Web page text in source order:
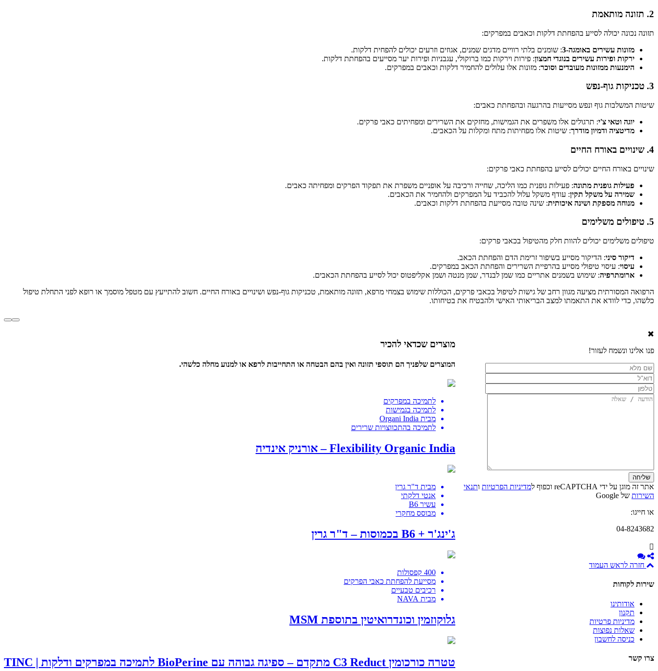
2. תזונה מותאמת
תזונה נכונה יכולה לסייע בהפחתת דלקות וכאבים במפרקים:
מזונות עשירים באומגה-3 : שומנים בלתי רוויים מדגים שמנים, אגוזים וזרעים יכולים להפחית דלקות.
ירקות ופירות עשירים בנוגדי חמצון: פירות וירקות כמו ברוקולי, עגבניות ופירות יער מסייעים בהפחתת דלקות.
הימנעות ממזונות מעובדים וסוכר: מזונות אלו עלולים להחמיר דלקות וכאבים במפרקים.
3. טכניקות גוף-נפש
שיטות המשלבות גוף ונפש מסייעות בהרגעה ובהפחתת כאבים:
יוגה וטאי צ'י: תרגולים אלו משפרים את הגמישות, מחזקים את השרירים ומפחיתים כאבי פרקים.
מדיטציה ודמיון מודרך: שיטות אלו מפחיתות מתח ומקלות על הכאבים.
4. שינויים באורח החיים
שינויים באורח החיים יכולים לסייע בהפחתת כאבי פרקים:
פעילות גופנית מתונה: פעילות גופנית כמו הליכה, שחייה ורכיבה על אופניים משפרת את תפקוד הפרקים ומפחיתה כאבים.
שמירה על משקל תקין: עודף משקל עלול להכביד על המפרקים ולהחמיר את הכאבים.
מנוחה מספקת ושינה איכותית: שינה טובה מסייעת בהפחתת דלקות וכאבים.
5. טיפולים משלימים
טיפולים משלימים יכולים להוות חלק מהטיפול בכאבי פרקים:
דיקור סיני: הדיקור מסייע בשיפור זרימת הדם והפחתת הכאב.
עיסוי: עיסוי טיפולי מסייע בהרפיית השרירים והפחתת הכאב במפרקים.
ארומתרפיה: שימוש בשמנים אתריים כמו שמן לבנדר, שמן מנטה ושמן אקליפטוס יכול לסייע בהפחתת הכאבים.
הרפואה המסורתית מציעה מגוון רחב של גישות לטיפול בכאבי פרקים, הכוללות שימוש בצמחי מרפא, תזונה מותאמת, טכניקות גוף-נפש ושינויים באורח החיים. חשוב להתייעץ עם מטפל מוסמך או רופא לפני התחלת טיפול
כלשהו, כדי לוודא את התאמתו למצב הבריאותי האישי ולהבטיח את בטיחותו.
מוצרים שכדאי להכיר
המוצרים שלפניך הם תוספי תזונה ואין בהם הבטחה או התחייבות לרפא או למנוע מחלה כלשהי.
לתמיכה במפרקים
לתמיכה בגמישות
מבית Organi India
לתמיכה בהתכווצויות שרירים
Flexibility Organic India – אורניק אינדיה
מבית ד"ר גרין
אנטי דלקתי
עשיר B6
מבוסס מחקרי
ג'ינג'ר + B6 בכמוסות – ד"ר גרין
400 קפסולות
מסייעת להפחתת כאבי הפרקים
רכיבים טבעיים
מבית NAVA
גלוקוזמין וכונדרואיטין בתוספת MSM
טטרה כורכומין C3 Reduct מתקדם – ספיגה גבוהה עם BioPerine לתמיכה במפרקים ודלקות | TINC
פנו אלינו ונשמח לעזור!
אתר זה מוגן על ידי reCAPTCHA וכפוף ל מדיניות הפרטיות ותנאי
השירות של Google
או חייגו:
04-8243682
חזרה לראש העמוד
שירות לקוחות
אודותינו
תקנון
מדיניות פרטיות
שאלות נפוצות
כניסה לחשבון
צרו קשר